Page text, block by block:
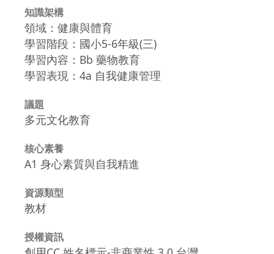
知識架構
領域：健康與體育
學習階段：國小5-6年級(三)
學習內容：Bb 藥物教育
學習表現：4a 自我健康管理
議題
多元文化教育
核心素養
A1 身心素質與自我精進
資源類型
教材
授權資訊